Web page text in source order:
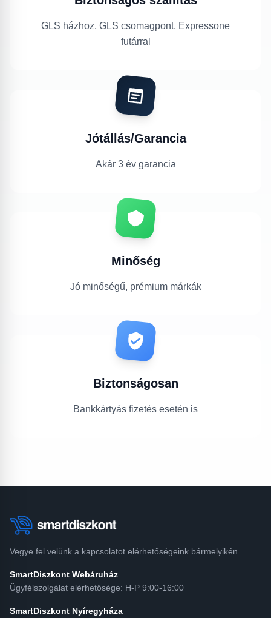
GLS házhoz, GLS csomagpont, Expressone
futárral
Jótállás/Garancia
Akár 3 év garancia
Minőség
Jó minőségű, prémium márkák
Biztonságosan
Bankkártyás fizetés esetén is
Vegye fel velünk a kapcsolatot elérhetőségeink bármelyikén.
SmartDiszkont Webáruház
Ügyfélszolgálat elérhetősége: H-P 9:00-16:00
SmartDiszkont Nyíregyháza